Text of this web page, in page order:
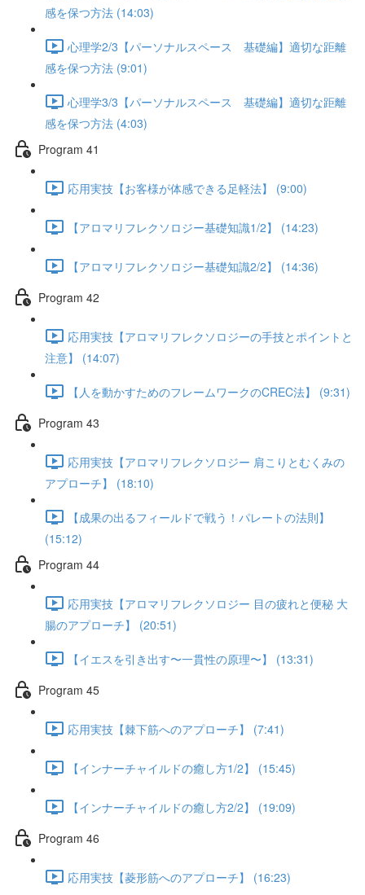
感を保つ方法 (14:03)
心理学2/3【パーソナルスペース 基礎編】適切な距離
感を保つ方法 (9:01)
心理学3/3【パーソナルスペース 基礎編】適切な距離
感を保つ方法 (4:03)
Program 41
応用実技【お客様が体感できる足軽法】 (9:00)
【アロマリフレクソロジー基礎知識1/2】 (14:23)
【アロマリフレクソロジー基礎知識2/2】 (14:36)
Program 42
応用実技【アロマリフレクソロジーの手技とポイントと
注意】 (14:07)
【人を動かすためのフレームワークのCREC法】 (9:31)
Program 43
応用実技【アロマリフレクソロジー 肩こりとむくみの
アプローチ】 (18:10)
【成果の出るフィールドで戦う！パレートの法則】
(15:12)
Program 44
応用実技【アロマリフレクソロジー 目の疲れと便秘 大
腸のアプローチ】 (20:51)
【イエスを引き出す〜一貫性の原理〜】 (13:31)
Program 45
応用実技【棘下筋へのアプローチ】 (7:41)
【インナーチャイルドの癒し方1/2】 (15:45)
【インナーチャイルドの癒し方2/2】 (19:09)
Program 46
応用実技【菱形筋へのアプローチ】 (16:23)